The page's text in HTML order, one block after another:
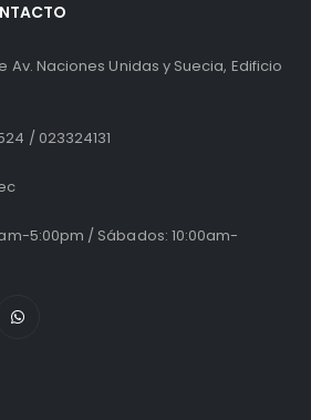
Av. Naciones Unidas y Suecia, Edificio
/ 023324131
5:00pm / Sábados: 10:00am-